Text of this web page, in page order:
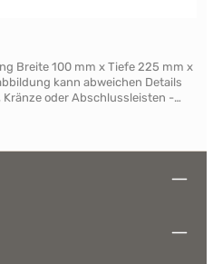
Breite 100 mm x Tiefe 225 mm x
kann abweichen Details
oder Abschlussleisten -
und DimensionenNahezu
handwerklichen Lackfarben von
kann in Ihrem
gestrichen werden -